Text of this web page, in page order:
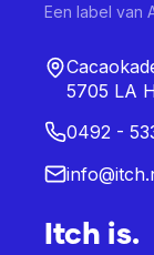
Een label van
5705 LA
0492 -
Itch is.